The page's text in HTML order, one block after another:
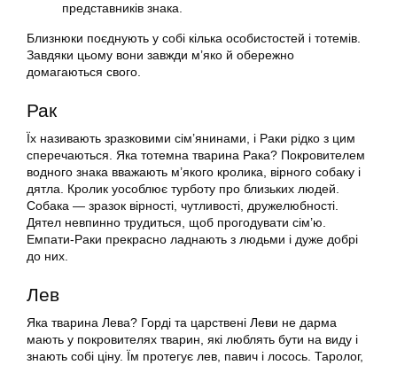
представників знака.
Близнюки поєднують у собі кілька особистостей і тотемів.
Завдяки цьому вони завжди м’яко й обережно
домагаються свого.
Рак
Їх називають зразковими сім’янинами, і Раки рідко з цим
сперечаються. Яка тотемна тварина Рака? Покровителем
водного знака вважають м’якого кролика, вірного собаку і
дятла. Кролик уособлює турботу про близьких людей.
Собака — зразок вірності, чутливості, дружелюбності.
Дятел невпинно трудиться, щоб прогодувати сім’ю.
Емпати-Раки прекрасно ладнають з людьми і дуже добрі
до них.
Лев
Яка тварина Лева? Горді та царствені Леви не дарма
мають у покровителях тварин, які люблять бути на виду і
знають собі ціну. Їм протегує лев, павич і лосось. Таролог,